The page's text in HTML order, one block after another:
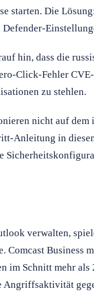
starten. Die
hin, dass die
Click-Fehler
zu stehlen.
nicht auf dem
Anleitung in
verwalten,
Business
im Schnitt mehr als